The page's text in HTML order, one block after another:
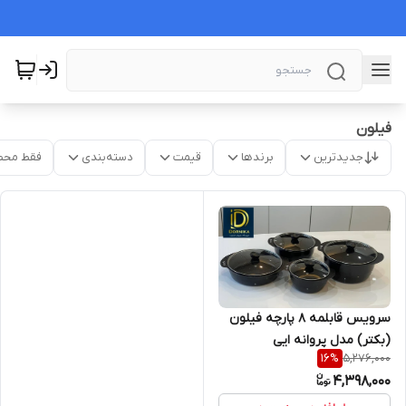
فیلون
جدیدترین برندها قیمت دسته‌بندی فقط
سرویس قابلمه ۸ پارچه فیلون
(بکتر) مدل پروانه ایی
5,276,000
16%
4,398,000